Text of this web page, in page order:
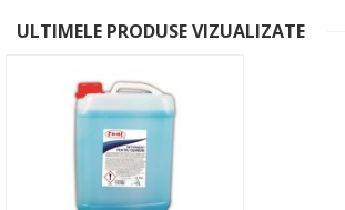
ULTIMELE PRODUSE VIZUALIZATE